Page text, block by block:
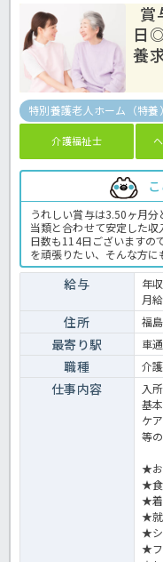
賞
日
養
特別養護老人ホーム（特養）
介護福祉士
うれしい賞与は3.50ヶ月
当類と合わせて安定した
日数も114日ございますの
を頑張りたい、そんな方
を考慮して決定しますの
せくださいね。特養での
の求人＞
給与
年
月
住所 福
最寄り駅 車
職種 介
仕事内容
入
基
ケ
等
★お
★食
★着
★就
★シ
★フ